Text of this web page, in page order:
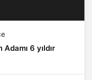
6 yıldır